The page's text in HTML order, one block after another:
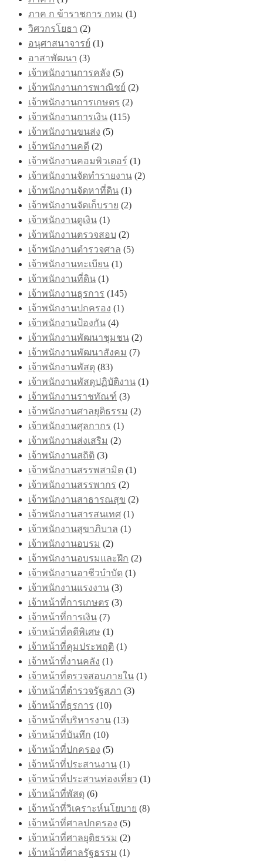
ภาค ก ข้าราชการ กทม (1)
วิศวกรโยธา (2)
อนุศาสนาจารย์ (1)
อาสาพัฒนา (3)
เจ้าพนักงานการคลัง (5)
เจ้าพนักงานการพาณิชย์ (2)
เจ้าพนักงานการเกษตร (2)
เจ้าพนักงานการเงิน (115)
เจ้าพนักงานขนส่ง (5)
เจ้าพนักงานคดี (2)
เจ้าพนักงานคอมพิวเตอร์ (1)
เจ้าพนักงานจัดทำรายงาน (2)
เจ้าพนักงานจัดหาที่ดิน (1)
เจ้าพนักงานจัดเก็บราย (2)
เจ้าพนักงานดูเงิน (1)
เจ้าพนักงานตรวจสอบ (2)
เจ้าพนักงานตำรวจศาล (5)
เจ้าพนักงานทะเบียน (1)
เจ้าพนักงานที่ดิน (1)
เจ้าพนักงานธุรการ (145)
เจ้าพนักงานปกครอง (1)
เจ้าพนักงานป้องกัน (4)
เจ้าพนักงานพัฒนาชุมชน (2)
เจ้าพนักงานพัฒนาสังคม (7)
เจ้าพนักงานพัสดุ (83)
เจ้าพนักงานพัสดุปฏิบัติงาน (1)
เจ้าพนักงานราชทัณฑ์ (3)
เจ้าพนักงานศาลยุติธรรม (2)
เจ้าพนักงานศุลกากร (1)
เจ้าพนักงานส่งเสริม (2)
เจ้าพนักงานสถิติ (3)
เจ้าพนักงานสรรพสามิต (1)
เจ้าพนักงานสรรพากร (2)
เจ้าพนักงานสาธารณสุข (2)
เจ้าพนักงานสารสนเทศ (1)
เจ้าพนักงานสุขาภิบาล (1)
เจ้าพนักงานอบรม (2)
เจ้าพนักงานอบรมและฝึก (2)
เจ้าพนักงานอาชีวบำบัด (1)
เจ้าพนักงานแรงงาน (3)
เจ้าหน้าที่การเกษตร (3)
เจ้าหน้าที่การเงิน (7)
เจ้าหน้าที่คดีพิเศษ (1)
เจ้าหน้าที่คุมประพฤติ (1)
เจ้าหน้าที่งานคลัง (1)
เจ้าหน้าที่ตรวจสอบภายใน (1)
เจ้าหน้าที่ตำรวจรัฐสภา (3)
เจ้าหน้าที่ธุรการ (10)
เจ้าหน้าที่บริหารงาน (13)
เจ้าหน้าที่บันทึก (10)
เจ้าหน้าที่ปกครอง (5)
เจ้าหน้าที่ประสานงาน (1)
เจ้าหน้าที่ประสานท่องเที่ยว (1)
เจ้าหน้าที่พัสดุ (6)
เจ้าหน้าที่วิเคราะห์นโยบาย (8)
เจ้าหน้าที่ศาลปกครอง (5)
เจ้าหน้าที่ศาลยุติธรรม (2)
เจ้าหน้าที่ศาลรัฐธรรม (1)